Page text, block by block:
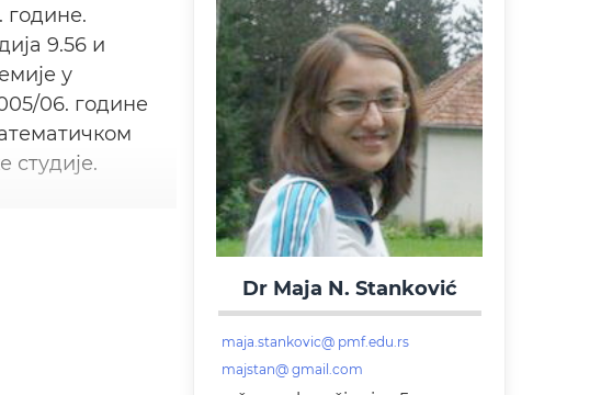
Dr Maja N. Stanković
године.
9.56 и
у
06. године
студије.